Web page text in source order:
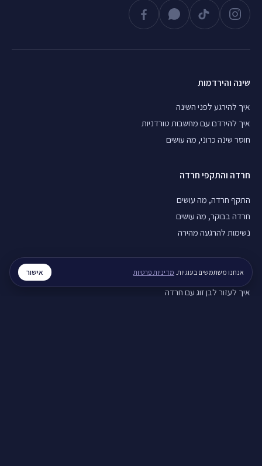
שינה והירדמות
איך להירגע לפני השינה
איך להירדם עם מחשבות טורדניות
חוסר שינה כרוני, מה עושים
חרדה והתקפי חרדה
התקף חרדה, מה עושים
חרדה בבוקר, מה עושים
נשימות להרגעה מהירה
מערכות יחסים
איך לעזור לבן זוג עם חרדה
אנחנו משתמשים בעוגיות. מדיניות פרטיות אישור